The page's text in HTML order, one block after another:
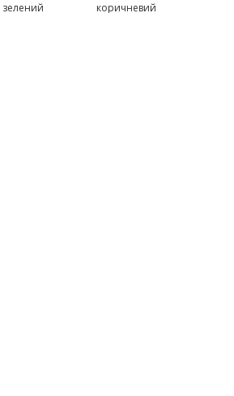
зелений коричневий